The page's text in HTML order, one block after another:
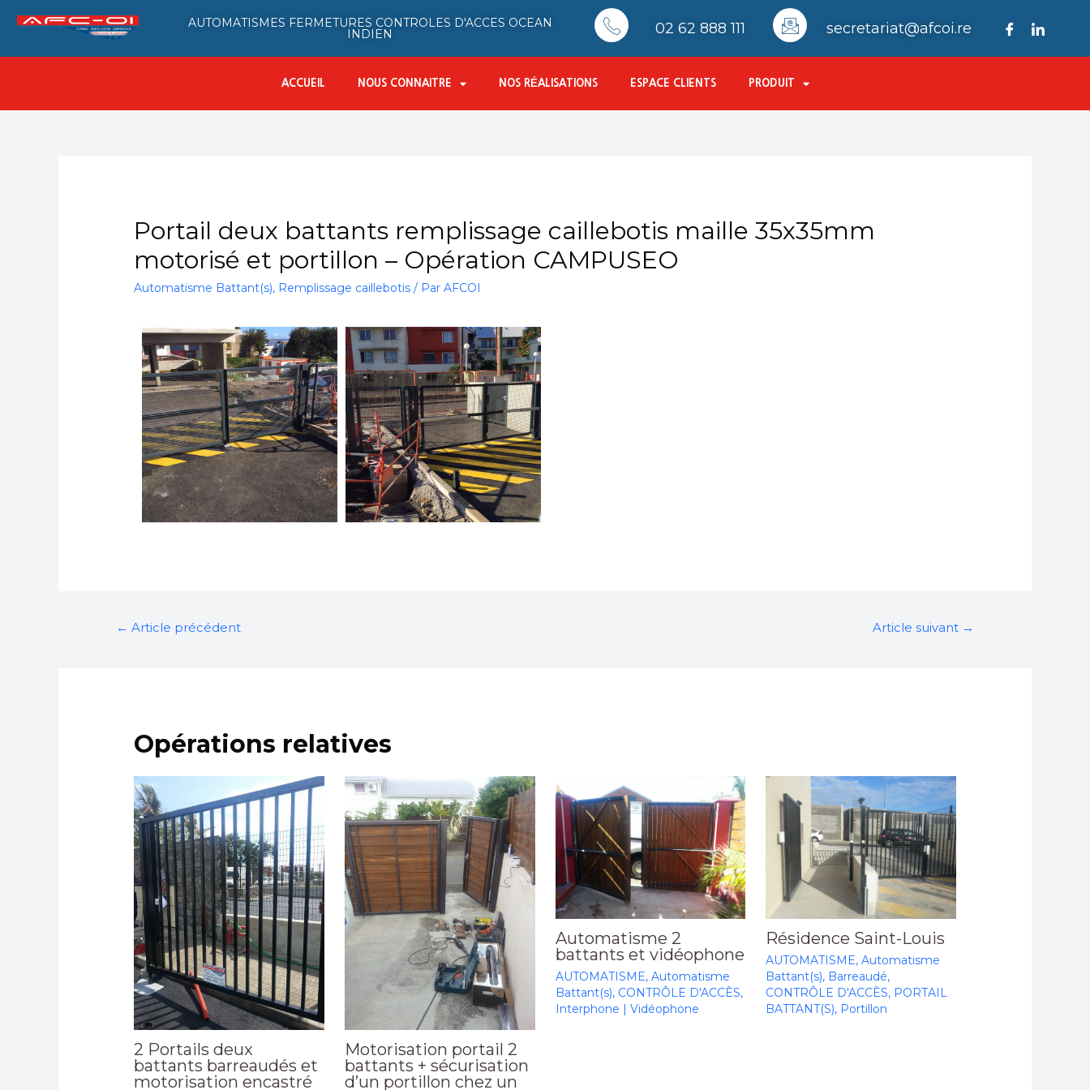
AUTOMATISMES FERMETURES CONTROLES D'ACCES OCEAN
INDIEN 02 62 888 111 secretariat@afcoi.re
ACCUEIL NOUS CONNAITRE NOS RÉALISATIONS ESPACE CLIENTS PRODUIT
Portail deux battants remplissage caillebotis maille 35x35mm
motorisé et portillon – Opération CAMPUSEO
Automatisme Battant(s), Remplissage caillebotis / ParAFCOI
← Article précédent Article suivant →
Opérations relatives
2 Portails deux
battants barreaudés et
motorisation encastré
Motorisation portail 2
battants + sécurisation
d’un portillon chez un
Automatisme 2
battants et vidéophone
AUTOMATISME, Automatisme
Battant(s), CONTRÔLE D'ACCÈS,
Interphone | Vidéophone
Résidence Saint-Louis
AUTOMATISME,Automatisme
Battant(s), Barreaudé,
CONTRÔLE D'ACCÈS, PORTAIL
BATTANT(S), Portillon